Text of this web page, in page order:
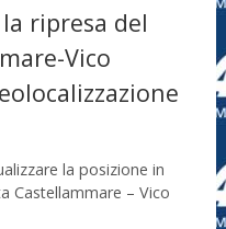
ripresa del
Vico
la posizione in
Castellammare – Vico